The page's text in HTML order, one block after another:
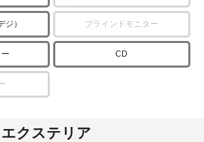
ジ） ブラインドモニター
CD
クステリア